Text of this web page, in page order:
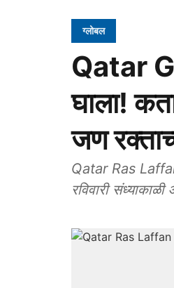
ग्लोबल
Qatar
घाला!
जण
Qatar Ras
रविवारी